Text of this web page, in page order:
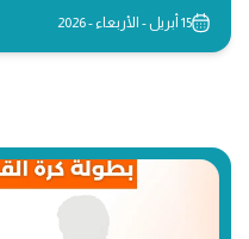
15 أبريل - الأربعاء - 2026